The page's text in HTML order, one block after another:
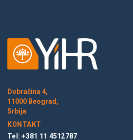
Dobračina 4,
11000 Beograd,
Srbija
KONTAKT
Tel: +381 11 4512787